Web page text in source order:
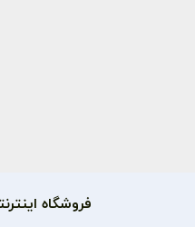
فروشگاه